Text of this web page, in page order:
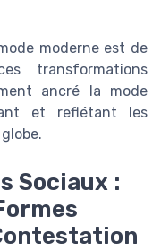
moderne est de
transformations
ancré la mode
et reflétant les
Sociaux :